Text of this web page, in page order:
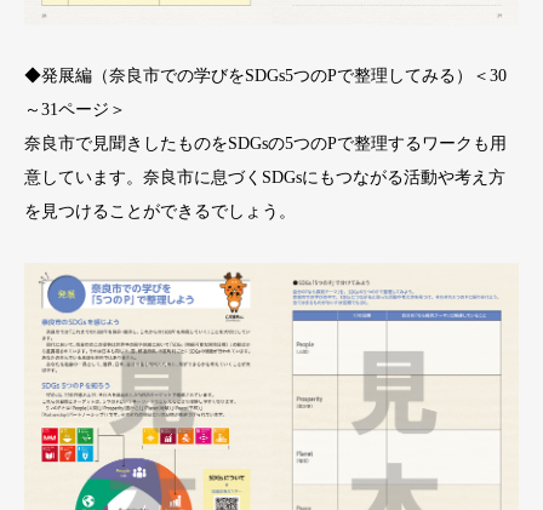
◆発展編（奈良市での学びをSDGs5つのPで整理してみる）＜30
～31ページ＞
奈良市で見聞きしたものをSDGsの5つのPで整理するワークも用
意しています。奈良市に息づくSDGsにもつながる活動や考え方
を見つけることができるでしょう。